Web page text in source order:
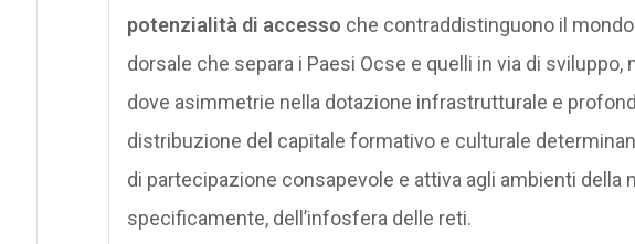
potenzialità di accesso che contraddistinguono il
dorsale che separa i Paesi Ocse e quelli in via di sviluppo,
dove asimmetrie nella dotazione infrastrutturale e
distribuzione del capitale formativo e culturale
di partecipazione consapevole e attiva agli ambienti della
specificamente, dell’infosfera delle reti.